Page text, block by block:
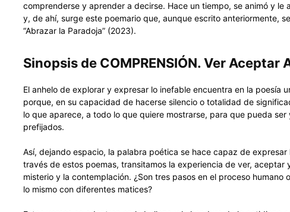
comprenderse y aprender a decirse. Hace un tiempo, se animó y le
y, de ahí, surge este poemario que, aunque escrito anteriormente,
“Abrazar la Paradoja” (2023).
Sinopsis de COMPRENSIÓN. Ver Aceptar
El anhelo de explorar y expresar lo inefable encuentra en la poesía
porque, en su capacidad de hacerse silencio o totalidad de
lo que aparece, a todo lo que quiere mostrarse, para que pueda
prefijados.
Así, dejando espacio, la palabra poética se hace capaz de
través de estos poemas, transitamos la experiencia de ver, aceptar
misterio y la contemplación. ¿Son tres pasos en el proceso humano
lo mismo con diferentes matices?